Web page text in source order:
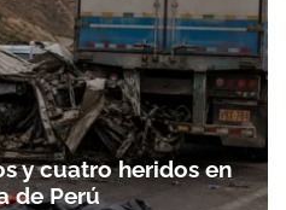
y cuatro heridos en
de Perú